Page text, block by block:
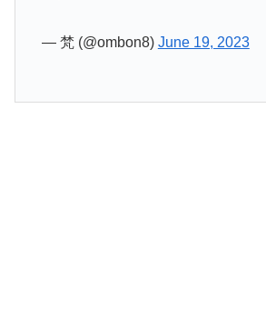
— 梵 (@ombon8) June 19, 2023